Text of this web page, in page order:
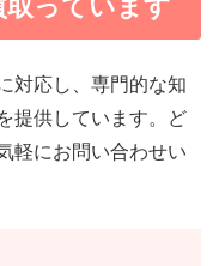
取っています
対応し、専門的な知
提供しています。ど
軽にお問い合わせい